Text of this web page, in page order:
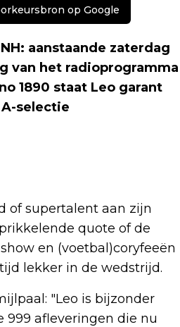
op Google
aanstaande zaterdag
van het radioprogramma
1890 staat Leo garant
selectie
of supertalent aan zijn
quote of de
en (voetbal)coryfeeën
lekker in de wedstrijd.
"Leo is bijzonder
999 afleveringen die nu